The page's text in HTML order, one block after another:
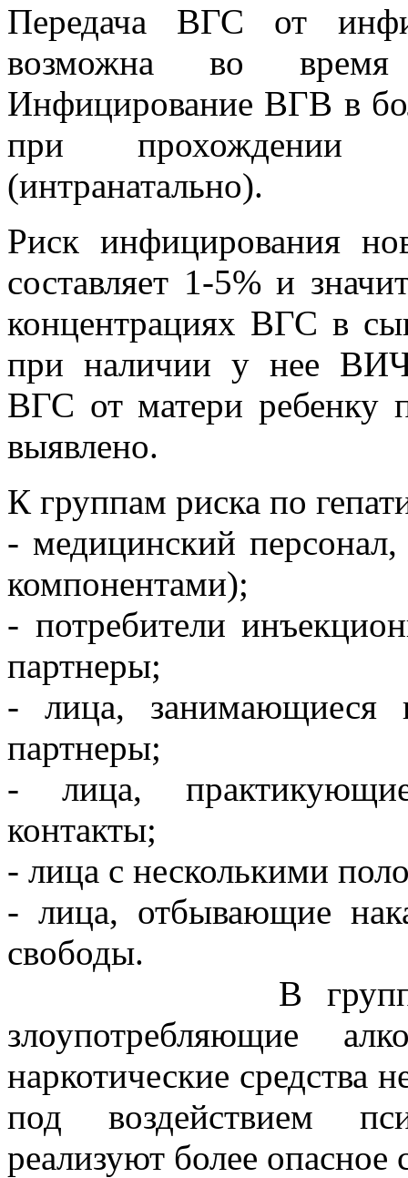
Передача ВГС от
возможна во
Инфицирование ВГВ в
при прохождении
(интранатально).
Риск инфицирования
составляет 1-5% и
концентрациях ВГС в
при наличии у нее
ВГС от матери ребенку
выявлено.
К группам риска по
- медицинский
компонентами);
- потребители
партнеры;
- лица, занимающиеся
партнеры;
- лица,
контакты;
- лица с несколькими
- лица, отбывающие
свободы.
В группу
злоупотребляющие
наркотические средства
под воздействием
реализуют более опасное